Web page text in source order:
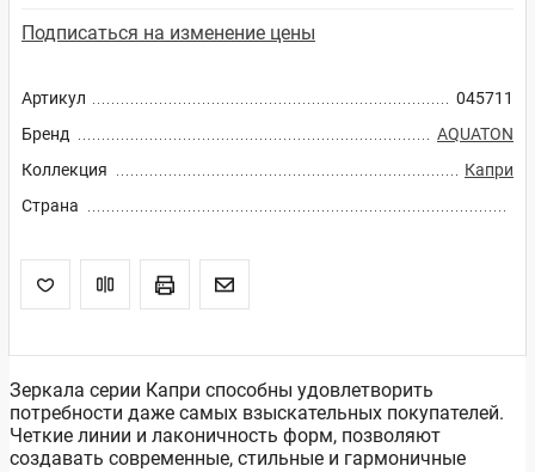
Артикул
045711
Бренд
AQUATON
Коллекция
Капри
Страна
Подписаться на изменение цены
Зеркала серии Капри способны удовлетворить
потребности даже самых взыскательных покупателей.
Четкие линии и лаконичность форм, позволяют
создавать современные, стильные и гармоничные